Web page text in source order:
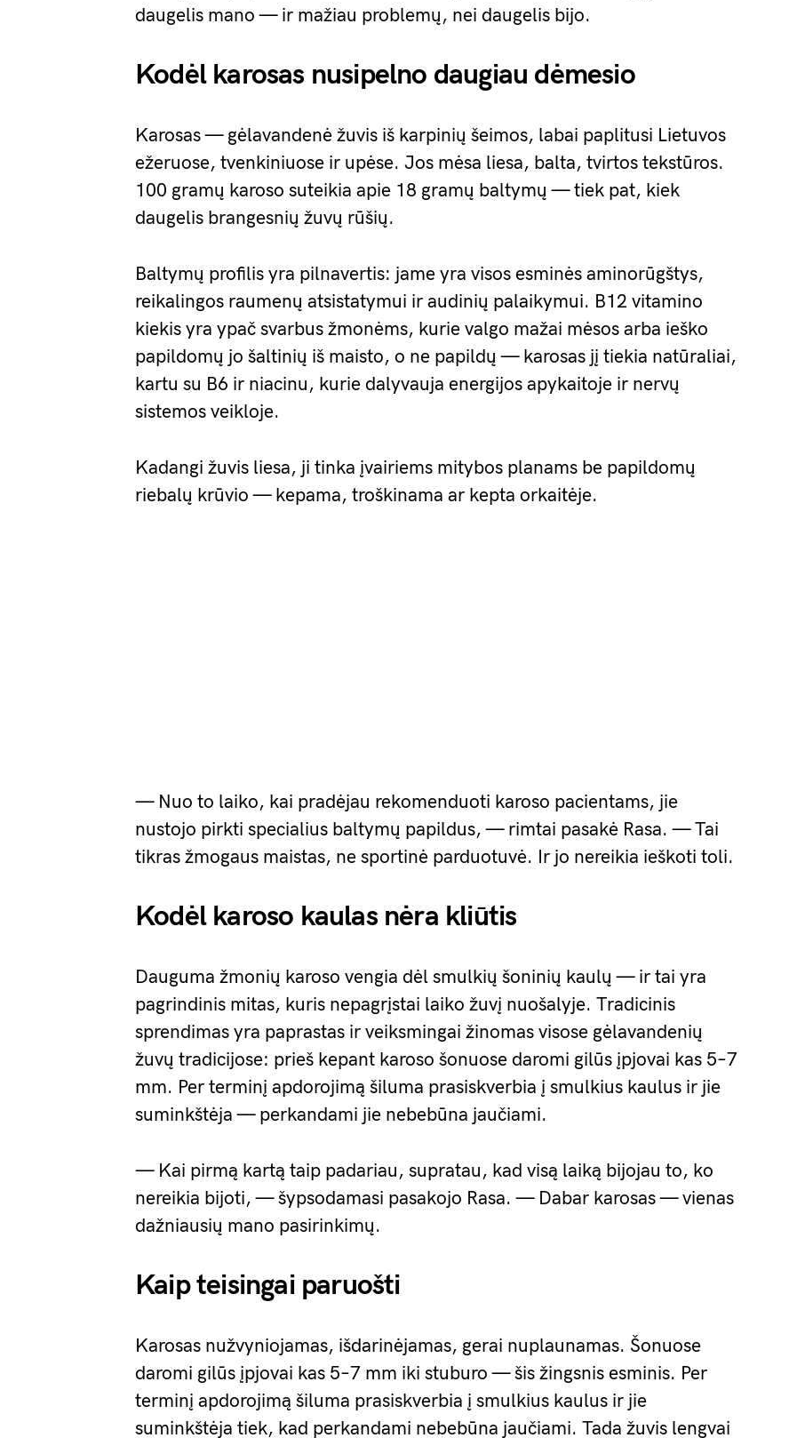
daugelis mano — ir mažiau problemų, nei daugelis bijo.
Kodėl karosas nusipelno daugiau dėmesio
Karosas — gėlavandenė žuvis iš karpinių šeimos, labai paplitusi Lietuvos
ežeruose, tvenkiniuose ir upėse. Jos mėsa liesa, balta, tvirtos tekstūros.
100 gramų karoso suteikia apie 18 gramų baltymų — tiek pat, kiek
daugelis brangesnių žuvų rūšių.
Baltymų profilis yra pilnavertis: jame yra visos esminės aminorūgštys,
reikalingos raumenų atsistatymui ir audinių palaikymui. B12 vitamino
kiekis yra ypač svarbus žmonėms, kurie valgo mažai mėsos arba ieško
papildomų jo šaltinių iš maisto, o ne papildų — karosas jį tiekia natūraliai,
kartu su B6 ir niacinu, kurie dalyvauja energijos apykaitoje ir nervų
sistemos veikloje.
Kadangi žuvis liesa, ji tinka įvairiems mitybos planams be papildomų
riebalų krūvio — kepama, troškinama ar kepta orkaitėje.
— Nuo to laiko, kai pradėjau rekomenduoti karoso pacientams, jie
nustojo pirkti specialius baltymų papildus, — rimtai pasakė Rasa. — Tai
tikras žmogaus maistas, ne sportinė parduotuvė. Ir jo nereikia ieškoti toli.
Kodėl karoso kaulas nėra kliūtis
Dauguma žmonių karoso vengia dėl smulkių šoninių kaulų — ir tai yra
pagrindinis mitas, kuris nepagrįstai laiko žuvį nuošalyje. Tradicinis
sprendimas yra paprastas ir veiksmingai žinomas visose gėlavandenių
žuvų tradicijose: prieš kepant karoso šonuose daromi gilūs įpjovai kas 5–7
mm. Per terminį apdorojimą šiluma prasiskverbia į smulkius kaulus ir jie
suminkštėja — perkandami jie nebebūna jaučiami.
— Kai pirmą kartą taip padariau, supratau, kad visą laiką bijojau to, ko
nereikia bijoti, — šypsodamasi pasakojo Rasa. — Dabar karosas — vienas
dažniausių mano pasirinkimų.
Kaip teisingai paruošti
Karosas nužvyniojamas, išdarinėjamas, gerai nuplaunamas. Šonuose
daromi gilūs įpjovai kas 5–7 mm iki stuburo — šis žingsnis esminis. Per
terminį apdorojimą šiluma prasiskverbia į smulkius kaulus ir jie
suminkštėja tiek, kad perkandami nebebūna jaučiami. Tada žuvis lengvai